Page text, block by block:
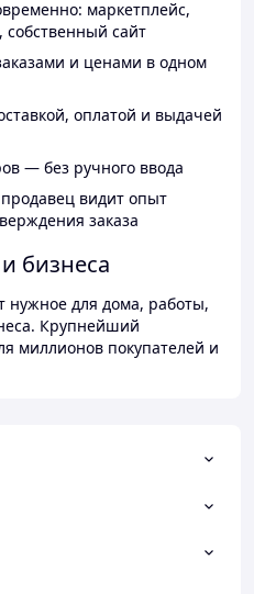
маркетплейс,
сайт
и ценами в одном
оплатой и выдачей
— без ручного ввода
видит опыт
заказа
бизнеса
нужное для дома, работы,
Крупнейший
миллионов покупателей и